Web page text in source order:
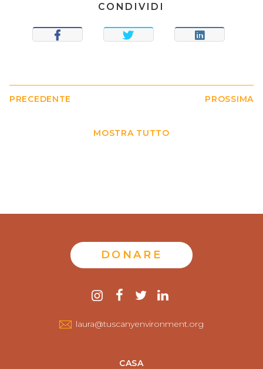
CONDIVIDI
CONDIVIDI TWEET CONDIVIDI
PRECEDENTE
MOSTRA TUTTO
PROSSIMA
DONARE
instagram
Facebook
twitter
laura@tuscanyenvironment.org
CASA